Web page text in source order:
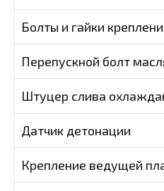
Болты и гайки
Перепускной болт
Штуцер слива
Датчик детонации
Крепление ведущей